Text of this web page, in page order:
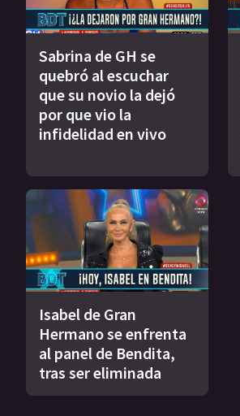
Sabrina de GH se
quebró al escuchar
que su novio la dejó
por que vio la
infidelidad en vivo
Isabel de Gran
Hermano se enfrenta
al panel de Bendita,
tras ser eliminada